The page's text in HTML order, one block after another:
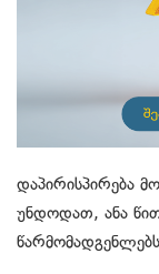
დაპირისპირება
უნდოდათ, ანა